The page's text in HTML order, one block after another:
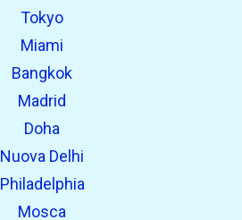
Tokyo
Miami
Bangkok
Madrid
Doha
Nuova Delhi
Philadelphia
Mosca